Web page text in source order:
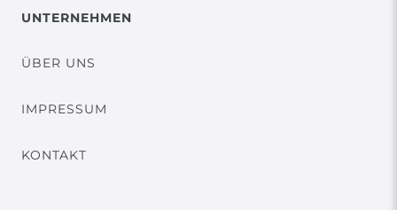
UNTERNEHMEN
ÜBER UNS
IMPRESSUM
KONTAKT